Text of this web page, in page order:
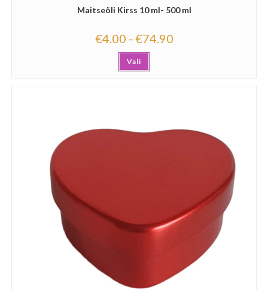
Maitseõli Kirss 10 ml- 500 ml
€4.00 –€74.90
Vali